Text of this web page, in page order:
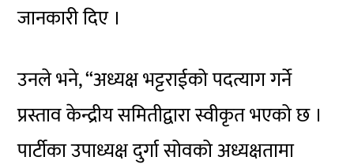
जानकारी दिए ।
उनले भने, “अध्यक्ष भट्टराईको पदत्याग गर्ने
प्रस्ताव केन्द्रीय समितीद्वारा स्वीकृत भएको छ ।
पार्टीका उपाध्यक्ष दुर्गा सोवको अध्यक्षतामा